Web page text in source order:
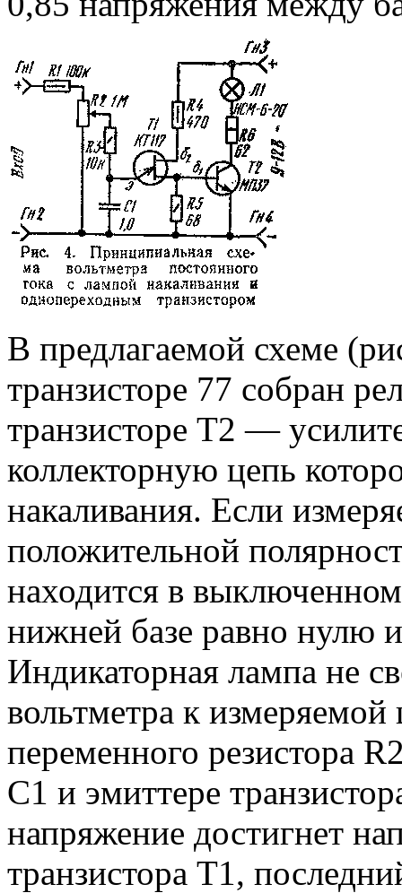
В предлагаемой схеме
транзисторе 77 собран
транзисторе Т2 —
коллекторную цепь
накаливания. Если
положительной
находится в
нижней базе равно нулю
Индикаторная лампа не
вольтметра к
переменного резистора
С1 и эмиттере
напряжение достигнет
транзистора Т1,